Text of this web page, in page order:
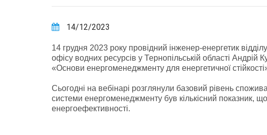
14/12/2023
14 грудня 2023 року провідний інженер-енергетик
офісу водних ресурсів у Тернопільській області Андрій
«Основи енергоменеджменту для енергетичної
Сьогодні на вебінарі розглянули базовий рівень
системи енергоменеджменту був кількісний показник,
енергоефективності.